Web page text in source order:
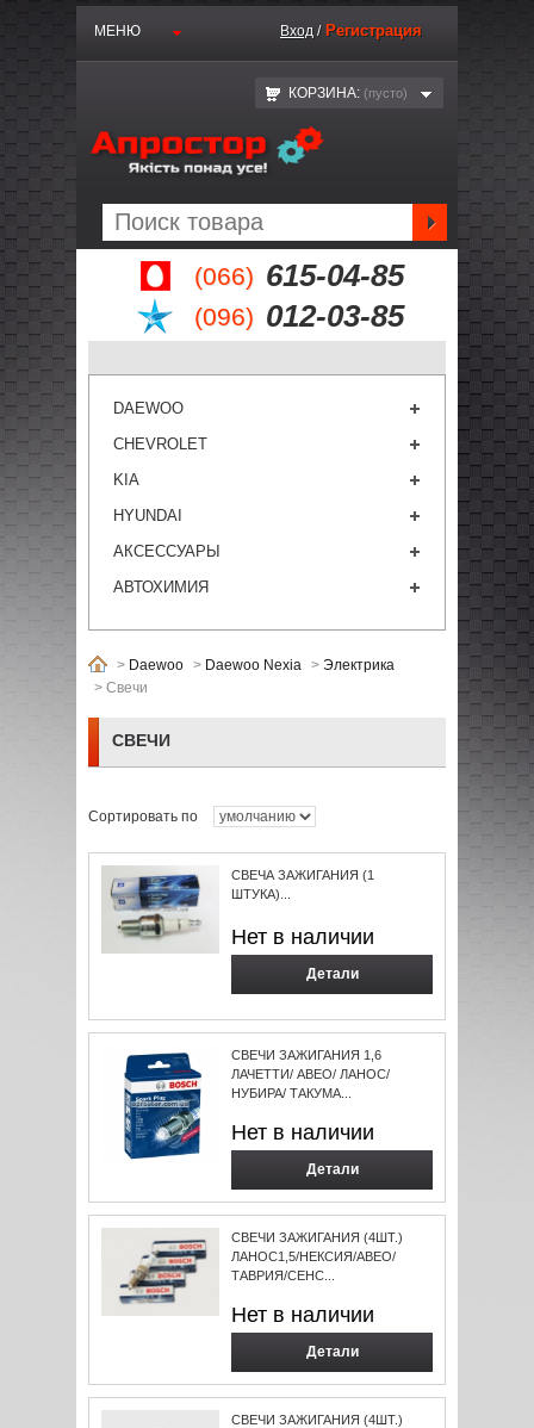
(066) 615-04-85
(096) 012-03-85
МЕНЮ Вход / Регистрация
КОРЗИНА: (пустo)
DAEWOO
CHEVROLET
KIA
HYUNDAI
АКСЕССУАРЫ
АВТОХИМИЯ
> Daewoo > Daewoo Nexia > Электрика
> Свечи
СВЕЧИ
Сортировать по
СВЕЧА ЗАЖИГАНИЯ (1
ШТУКА)...
Нет в наличии
Детали
СВЕЧИ ЗАЖИГАНИЯ 1,6
ЛАЧЕТТИ/ АВЕО/ ЛАНОС/
НУБИРА/ ТАКУМА...
Нет в наличии
Детали
СВЕЧИ ЗАЖИГАНИЯ (4ШТ.)
ЛАНОС1,5/НЕКСИЯ/АВЕО/
ТАВРИЯ/СЕНС...
Нет в наличии
Детали
СВЕЧИ ЗАЖИГАНИЯ (4ШТ.)